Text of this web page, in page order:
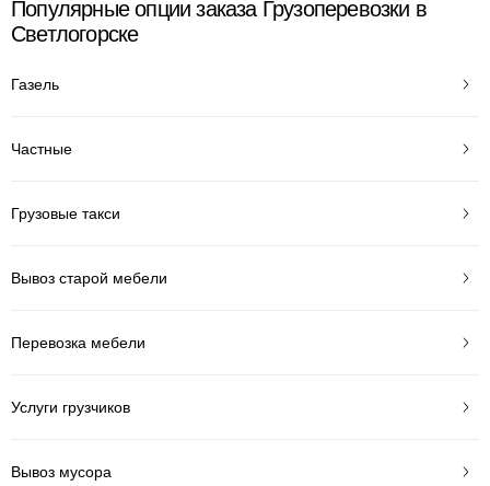
Популярные опции заказа Грузоперевозки в
Светлогорске
Газель
Частные
Грузовые такси
Вывоз старой мебели
Перевозка мебели
Услуги грузчиков
Вывоз мусора